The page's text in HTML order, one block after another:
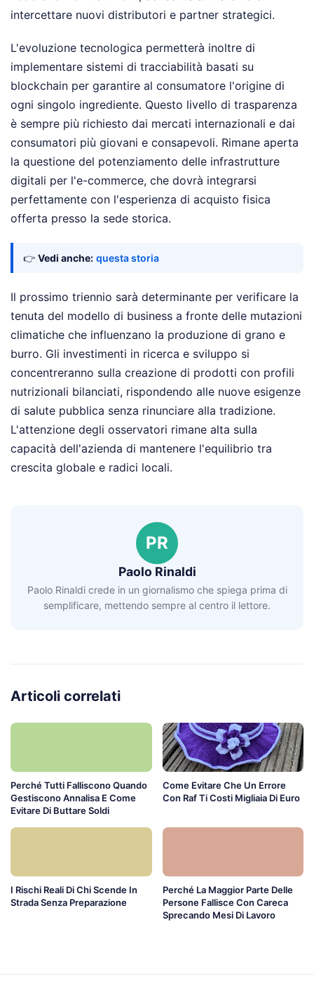
intercettare nuovi distributori e partner strategici.
L'evoluzione tecnologica permetterà inoltre di
implementare sistemi di tracciabilità basati su
blockchain per garantire al consumatore l'origine di
ogni singolo ingrediente. Questo livello di trasparenza
è sempre più richiesto dai mercati internazionali e dai
consumatori più giovani e consapevoli. Rimane aperta
la questione del potenziamento delle infrastrutture
digitali per l'e-commerce, che dovrà integrarsi
perfettamente con l'esperienza di acquisto fisica
offerta presso la sede storica.
👉 Vedi anche: questa storia
Il prossimo triennio sarà determinante per verificare la
tenuta del modello di business a fronte delle mutazioni
climatiche che influenzano la produzione di grano e
burro. Gli investimenti in ricerca e sviluppo si
concentreranno sulla creazione di prodotti con profili
nutrizionali bilanciati, rispondendo alle nuove esigenze
di salute pubblica senza rinunciare alla tradizione.
L'attenzione degli osservatori rimane alta sulla
capacità dell'azienda di mantenere l'equilibrio tra
crescita globale e radici locali.
PR
Paolo Rinaldi
Paolo Rinaldi crede in un giornalismo che spiega prima di
semplificare, mettendo sempre al centro il lettore.
Articoli correlati
Perché Tutti Falliscono Quando
Gestiscono Annalisa E Come
Evitare Di Buttare Soldi
Come Evitare Che Un Errore
Con Raf Ti Costi Migliaia Di Euro
I Rischi Reali Di Chi Scende In
Strada Senza Preparazione
Perché La Maggior Parte Delle
Persone Fallisce Con Careca
Sprecando Mesi Di Lavoro